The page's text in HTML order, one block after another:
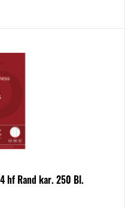
hf Rand kar. 250 Bl.